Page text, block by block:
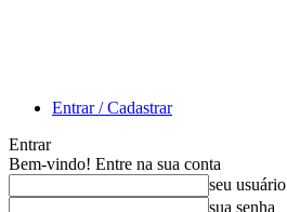
Entrar / Cadastrar
Entrar
Bem-vindo! Entre na sua conta
seu usuário
sua senha